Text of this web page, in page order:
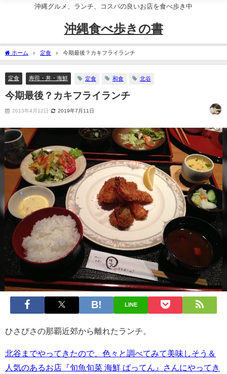
沖縄グルメ、ランチ、コスパの良いお店を食べ歩き中
沖縄食べ歩きの書
ホーム 定食 今期最後？カキフライランチ
定食 寿司・丼・海鮮 定食 和食 北谷
今期最後？カキフライランチ
2013年4月12日 2019年7月11日
LINE
ひさびさの那覇近郊から離れたランチ。
北谷までやってきたので、色々と調べてみて美味しそう＆
人気のあるお店『旬魚旬菜 海鮮 ばってん』さんにやってき